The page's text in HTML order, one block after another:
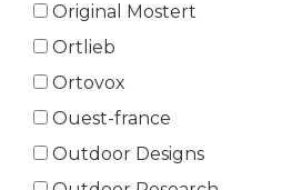
Original Mostert
Ortlieb
Ortovox
Ouest-france
Outdoor Designs